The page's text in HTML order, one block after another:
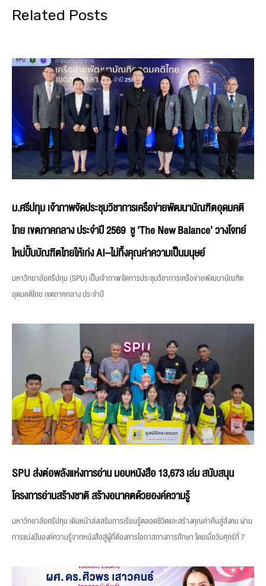
Related Posts
ม.ศรีปทุม เจ้าภาพจัดประชุมวิชาการเครือข่ายพัฒนาบัณฑิตอุดมคติ
ไทย เขตภาคกลาง ประจำปี 2569 ชู ‘The New Balance’ วางโจทย์
ใหม่ปั้นบัณฑิตไทยให้เก่ง AI–ไม่ทิ้งคุณค่าความเป็นมนุษย์
มหาวิทยาลัยศรีปทุม (SPU) เป็นเจ้าภาพจัดการประชุมวิชาการเครือข่ายพัฒนาบัณฑิต
อุดมคติไทย เขตภาคกลาง ประจำปี
SPU ส่งต่อพลังแห่งการอ่าน มอบหนังสือ 13,673 เล่ม สนับสนุน
โครงการอ่านสร้างชาติ สร้างอนาคตด้วยองค์ความรู้
มหาวิทยาลัยศรีปทุม เดินหน้าส่งเสริมการเรียนรู้ตลอดชีวิตและสร้างคุณค่าคืนสู่สังคม ผ่าน
การแบ่งปันองค์ความรู้จากหนังสือสู่ผู้ที่ต้องการโอกาสทางการศึกษา โดยเมื่อวันศุกร์ที่ 7